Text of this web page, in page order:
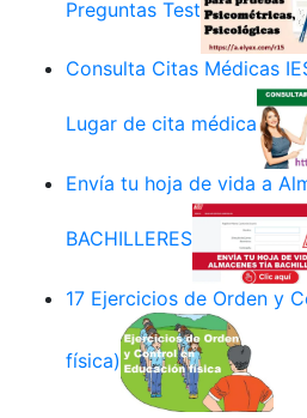
Preguntas Test
Consulta Citas Médicas
Lugar de cita médica
Envía tu hoja de vida a
BACHILLERES
17 Ejercicios de Orden y
física)